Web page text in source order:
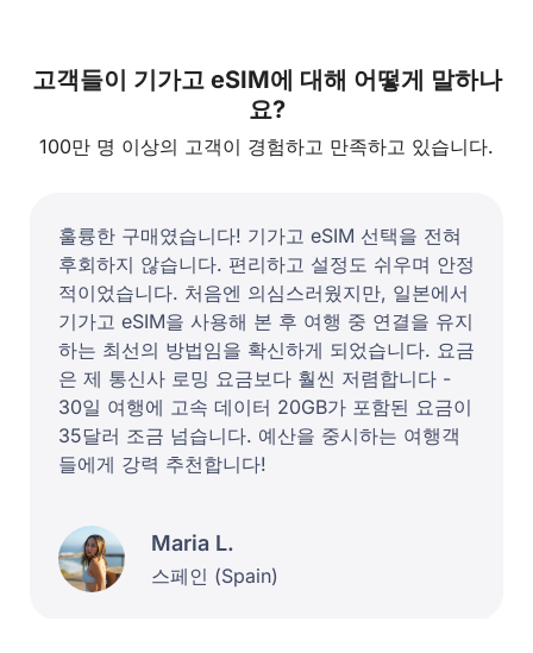
고객들이 기가고 eSIM에 대해 어떻게 말하나
요?
100만 명 이상의 고객이 경험하고 만족하고 있습니다.
훌륭한 구매였습니다! 기가고 eSIM 선택을 전혀
후회하지 않습니다. 편리하고 설정도 쉬우며 안정
적이었습니다. 처음엔 의심스러웠지만, 일본에서
기가고 eSIM을 사용해 본 후 여행 중 연결을 유지
하는 최선의 방법임을 확신하게 되었습니다. 요금
은 제 통신사 로밍 요금보다 훨씬 저렴합니다 -
30일 여행에 고속 데이터 20GB가 포함된 요금이
35달러 조금 넘습니다. 예산을 중시하는 여행객
들에게 강력 추천합니다!
Maria L.
스페인 (Spain)